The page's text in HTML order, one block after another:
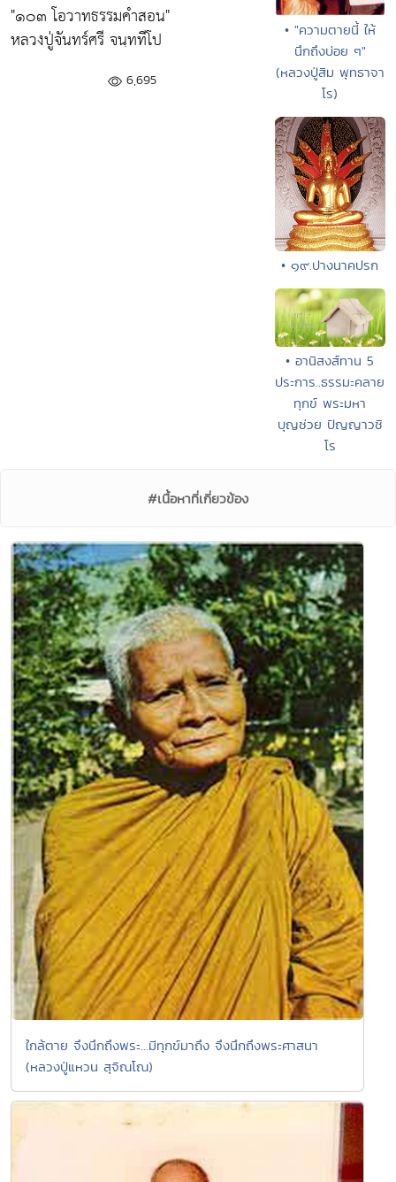
"๑๐๓ โอวาทธรรมคำสอน"
หลวงปู่จันทร์ศรี จนฺททีโป
6,695
• "ความตายนี้ ให้
นึกถึงบ่อย ๆ"
(หลวงปู่สิม พุทธาจา
โร)
• ๑๙.ปางนาคปรก
• อานิสงส์ทาน 5
ประการ..ธรรมะคลาย
ทุกข์ พระมหา
บุญช่วย ปัญญาวชิ
โร
#เนื้อหาที่เกี่ยวข้อง
ใกล้ตาย จึงนึกถึงพระ...มีทุกข์มาถึง จึงนึกถึงพระศาสนา
(หลวงปู่แหวน สุจิณโณ)